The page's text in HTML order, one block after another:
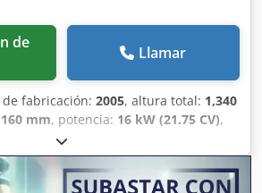
Llamar
de fabricación: 2005, altura total: 1,340
mm, potencia: 16 kW (21.75 CV),
1,060 mm
esta sierra de cinta KASTO BBS U 10
en 2005. Fabricante: KASTO